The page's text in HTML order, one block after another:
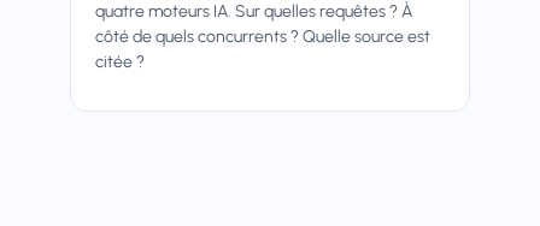
quatre moteurs IA. Sur quelles requêtes ? À
côté de quels concurrents ? Quelle source est
citée ?